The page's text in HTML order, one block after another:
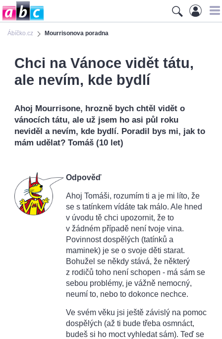
Ábíčko.cz Mourrisonova poradna
Chci na Vánoce vidět tátu,
ale nevím, kde bydlí
Ahoj Mourrisone, hrozně bych chtěl vidět o
vánocích tátu, ale už jsem ho asi půl roku
neviděl a nevím, kde bydlí. Poradil bys mi, jak to
mám udělat? Tomáš (10 let)
Odpověď
Ahoj Tomáši, rozumím ti a je mi líto, že
se s tatínkem vídáte tak málo. Ale hned
v úvodu tě chci upozornit, že to
v žádném případě není tvoje vina.
Povinnost dospělých (tatínků a
maminek) je se o svoje děti starat.
Bohužel se někdy stává, že některý
z rodičů toho není schopen - má sám se
sebou problémy, je vážně nemocný,
neumí to, nebo to dokonce nechce.
Ve svém věku jsi ještě závislý na pomoc
dospělých (až ti bude třeba osmnáct,
budeš si ho moct vyhledat sám). Teď se